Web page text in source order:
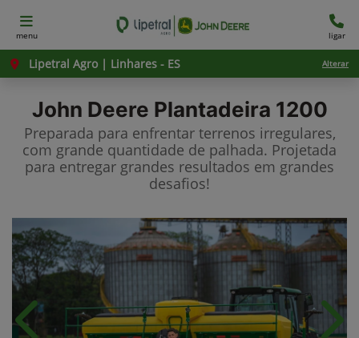
menu ligar
Lipetral Agro | Linhares - ES Alterar
John Deere Plantadeira 1200
Preparada para enfrentar terrenos irregulares,
com grande quantidade de palhada. Projetada
para entregar grandes resultados em grandes
desafios!​
Anterior